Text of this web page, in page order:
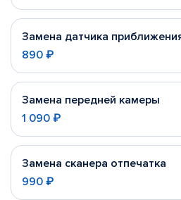
Замена датчика
890 ₽
Замена передней камеры
1 090 ₽
Замена сканера отпечатка
990 ₽